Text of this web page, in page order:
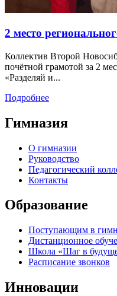
2 место
Коллектив Второй
почётной грамотой за 2
«Разделяй и...
Подробнее
Гимназия
О гимназии
Руководство
Педагогический
Контакты
Образование
Поступающим в
Дистанционное
Школа «Шаг в
Расписание звонков
Инновации